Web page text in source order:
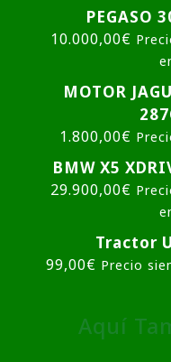
PEGASO
10.000,00€
MOTOR
1.800,00€
BMW X5
29.900,00€
Tractor
99,00€ Precio
Aquí